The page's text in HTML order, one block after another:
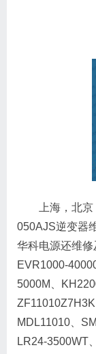
上海，北
050AJS逆变器
华科电源还维修
EVR1000-
5000M、
MDL11010、
LR24-3500WT